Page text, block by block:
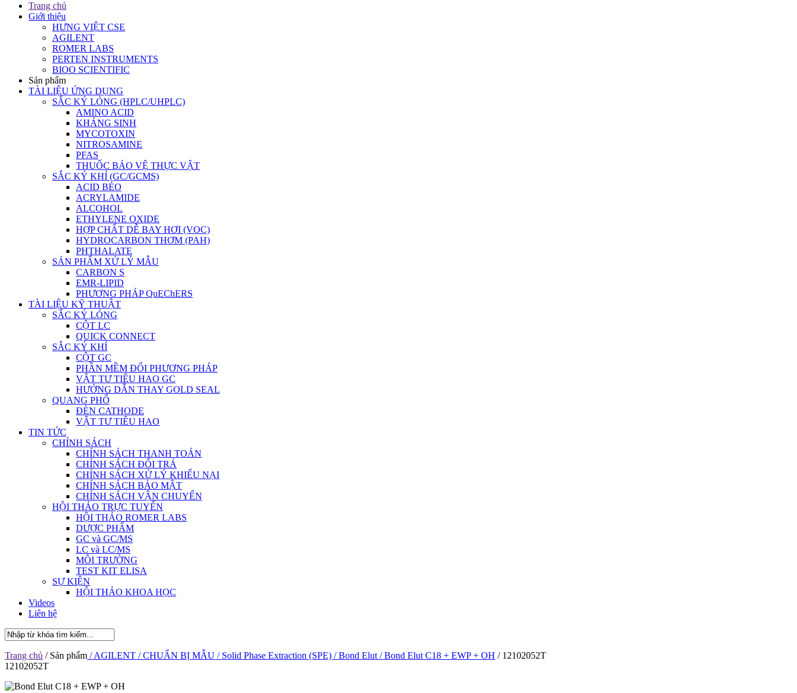
Trang chủ
Giới thiệu
HƯNG VIỆT CSE
AGILENT
ROMER LABS
PERTEN INSTRUMENTS
BIOO SCIENTIFIC
Sản phẩm
TÀI LIỆU ỨNG DỤNG
SẮC KÝ LỎNG (HPLC/UHPLC)
AMINO ACID
KHÁNG SINH
MYCOTOXIN
NITROSAMINE
PFAS
THUỐC BẢO VỆ THỰC VẬT
SẮC KÝ KHÍ (GC/GCMS)
ACID BÉO
ACRYLAMIDE
ALCOHOL
ETHYLENE OXIDE
HỢP CHẤT DỄ BAY HƠI (VOC)
HYDROCARBON THƠM (PAH)
PHTHALATE
SẢN PHẨM XỬ LÝ MẪU
CARBON S
EMR-LIPID
PHƯƠNG PHÁP QuEChERS
TÀI LIỆU KỸ THUẬT
SẮC KÝ LỎNG
CỘT LC
QUICK CONNECT
SẮC KÝ KHÍ
CỘT GC
PHẦN MỀM ĐỔI PHƯƠNG PHÁP
VẬT TƯ TIÊU HAO GC
HƯỚNG DẪN THAY GOLD SEAL
QUANG PHỔ
ĐÈN CATHODE
VẬT TƯ TIÊU HAO
TIN TỨC
CHÍNH SÁCH
CHÍNH SÁCH THANH TOÁN
CHÍNH SÁCH ĐỔI TRẢ
CHÍNH SÁCH XỬ LÝ KHIẾU NẠI
CHÍNH SÁCH BẢO MẬT
CHÍNH SÁCH VẬN CHUYỂN
HỘI THẢO TRỰC TUYẾN
HỘI THẢO ROMER LABS
DƯỢC PHẨM
GC và GC/MS
LC và LC/MS
MÔI TRƯỜNG
TEST KIT ELISA
SỰ KIỆN
HỘI THẢO KHOA HỌC
Videos
Liên hệ
Trang chủ / Sản phẩm / AGILENT / CHUẨN BỊ MẪU / Solid Phase Extraction (SPE) / Bond Elut / Bond Elut C18 + EWP + OH / 12102052T
12102052T